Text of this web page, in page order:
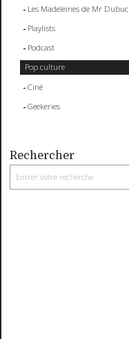
Les Madeleines de Mr Dubuc
Playlists
Podcast
Pop culture
Ciné
Geekeries
Rechercher